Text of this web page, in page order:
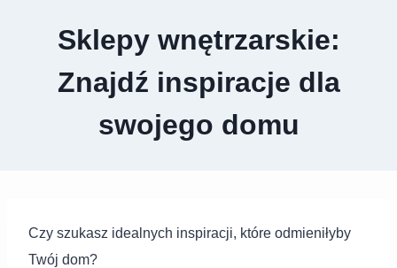
Sklepy wnętrzarskie:
Znajdź inspiracje dla
swojego domu
Czy szukasz idealnych inspiracji, które odmieniłyby
Twój dom?